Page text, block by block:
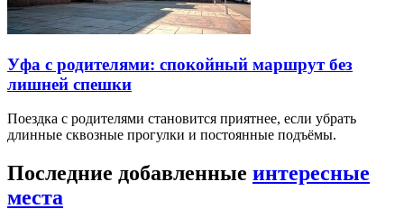
Уфа с родителями: спокойный маршрут без
лишней спешки
Поездка с родителями становится приятнее, если убрать
длинные сквозные прогулки и постоянные подъёмы.
Последние добавленные интересные
места